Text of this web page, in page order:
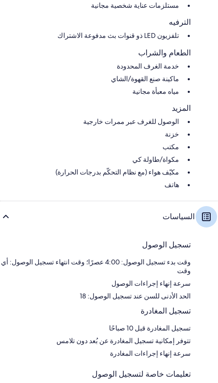
مستلزمات عناية شخصية مجانية
الترفيه
تلفزيون LED ذو قنوات بث مدفوعة الاشتراك
الطعام والشراب
خدمة الغرف المحدودة
ماكينة صنع القهوة/الشاي
مياه معبأة مجانية
المزيد
الوصول للغرف عبر ممرات خارجية
خزنة
مكتب
مكواة/طاولة كي
مكيّف هواء (مع نظام التحكّم بدرجات الحرارة)
هاتف
السياسات
تسجيل الوصول
وقت بدء تسجيل الوصول: 4:00 عصرًا؛ وقت انتهاء تسجيل الوصول: أي
وقت
سرعة إنهاء إجراءات الوصول
الحد الأدنى للسن عند تسجيل الوصول: 18
تسجيل المغادرة
تسجيل المغادرة قبل 10 صباحًا
تتوفر إمكانية تسجيل المغادرة عن بُعد دون تلامس
سرعة إنهاء إجراءات المغادرة
تعليمات خاصة لتسجيل الوصول